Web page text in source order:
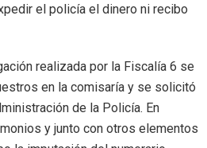
el policía el dinero ni recibo
realizada por la Fiscalía 6 se
en la comisaría y se solicitó
de la Policía. En
y junto con otros elementos